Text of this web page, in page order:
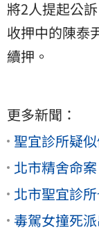
將2人提起公
收押中的陳泰
續押。
更多新聞：
聖宜診所疑
北市精舍命
北市聖宜診
毒駕女撞死